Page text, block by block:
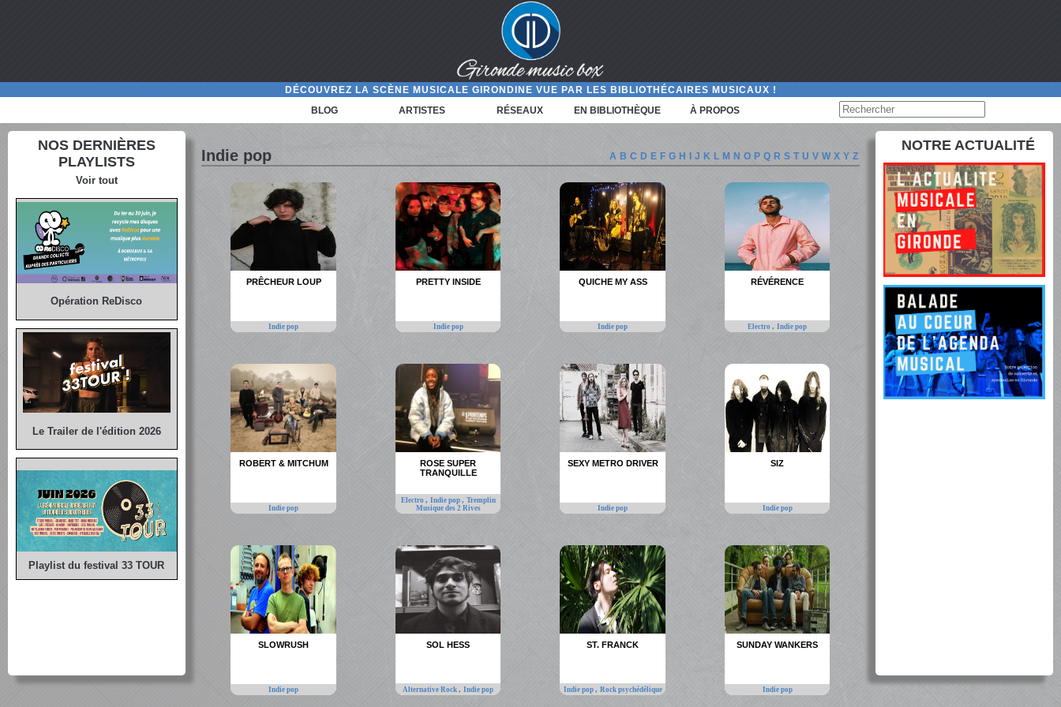
DÉCOUVREZ LA SCÈNE MUSICALE GIRONDINE VUE PAR LES BIBLIOTHÉCAIRES MUSICAUX !
BLOG
ARTISTES RÉSEAUX EN BIBLIOTHÈQUE À PROPOS
NOS DERNIÈRES
PLAYLISTS
Voir tout
Opération ReDisco
Le Trailer de l'édition 2026
Playlist du festival 33 TOUR
Indie pop A B C D E F G H I J K L M N O P Q R S T U V W X Y Z
PRÊCHEUR LOUP
Indie pop
PRETTY INSIDE
Indie pop
QUICHE MY ASS
Indie pop
RÉVÉRENCE
Electro,Indie pop
ROBERT & MITCHUM
Indie pop
ROSE SUPER
TRANQUILLE
Electro , Indie pop , Tremplin
Musique des 2 Rives
SEXY METRO DRIVER
Indie pop
SIZ
Indie pop
SLOWRUSH
Indie pop
SOL HESS
Alternative Rock,Indie pop
ST. FRANCK
Indie pop , Rock psychédélique
SUNDAY WANKERS
Indie pop
NOTRE ACTUALITÉ